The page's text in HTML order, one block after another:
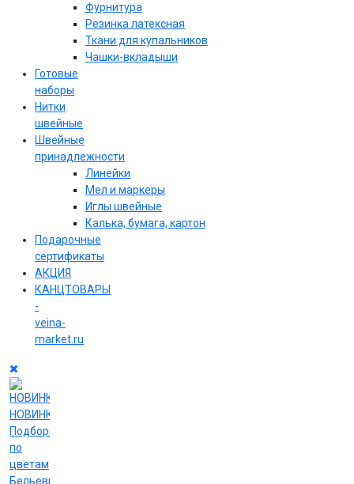
Фурнитура
Резинка латексная
Ткани для купальников
Чашки-вкладыши
Готовые
наборы
Нитки
швейные
Швейные
принадлежности
Линейки
Мел и маркеры
Иглы швейные
Калька, бумага, картон
Подарочные
сертификаты
АКЦИЯ
КАНЦТОВАРЫ
-
veina-
market.ru
НОВИНКИ
Подборки
по
цветам
Бельевые